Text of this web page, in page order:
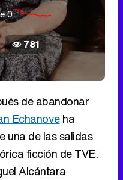
0
781
de abandonar
Echanoveha
una de las salidas
ficción de TVE.
Alcántara